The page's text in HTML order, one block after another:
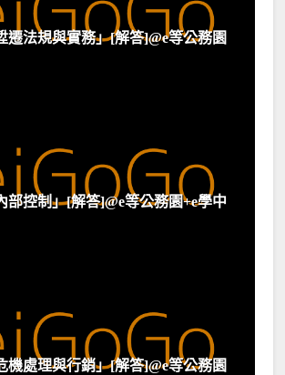
遷法規與實務」[解答]@e等公務園
部控制」[解答]@e等公務園+e學中
機處理與行銷」[解答]@e等公務園